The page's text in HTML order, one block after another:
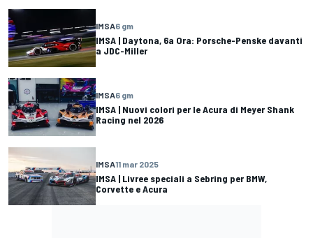
IMSA6 gm
IMSA | Daytona, 6a Ora: Porsche-Penske davanti
a JDC-Miller
IMSA6 gm
IMSA | Nuovi colori per le Acura di Meyer Shank
Racing nel 2026
IMSA11 mar 2025
IMSA | Livree speciali a Sebring per BMW,
Corvette e Acura